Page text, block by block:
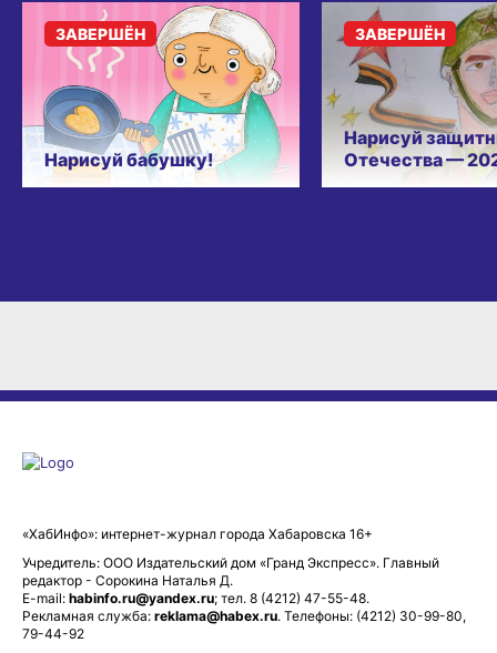
Нарисуй бабушку!
ЗАВЕРШЁН
Нарисуй
Отечества —
ЗАВЕРШЁН
«ХабИнфо»: интернет-журнал города Хабаровска 16+
Учредитель: ООО Издательский дом «Гранд Экспресс». Главный
редактор - Сорокина Наталья Д.
E-mail: habinfo.ru@yandex.ru; тел. 8 (4212) 47-55-48.
Рекламная служба: reklama@habex.ru. Телефоны: (4212) 30-99-80,
79-44-92